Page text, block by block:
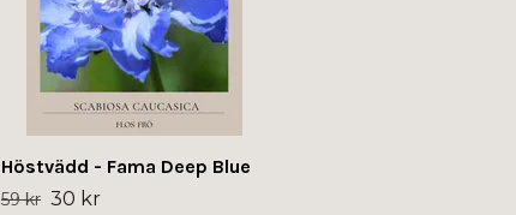
Höstvädd - Fama Deep Blue
59 kr 30 kr